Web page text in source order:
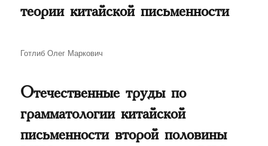
теории китайской письменности
Автор
Готлиб Олег Маркович
Отечественные труды по
грамматологии китайской
письменности второй половины